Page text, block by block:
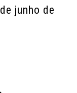
junho de